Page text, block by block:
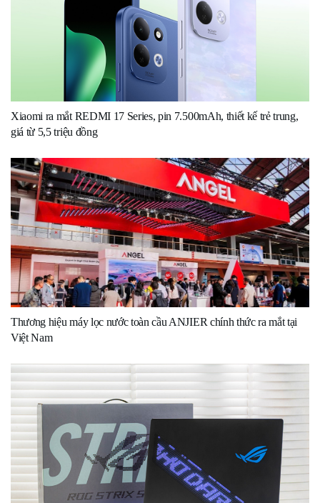
Xiaomi ra mắt REDMI 17 Series, pin 7.500mAh, thiết kế trẻ trung,
giá từ 5,5 triệu đồng
Thương hiệu máy lọc nước toàn cầu ANJIER chính thức ra mắt tại
Việt Nam